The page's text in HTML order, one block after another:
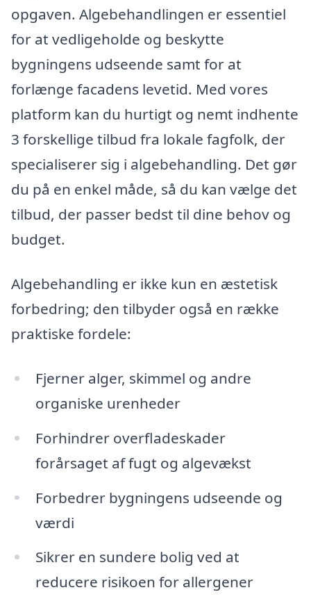
opgaven. Algebehandlingen er essentiel
for at vedligeholde og beskytte
bygningens udseende samt for at
forlænge facadens levetid. Med vores
platform kan du hurtigt og nemt indhente
3 forskellige tilbud fra lokale fagfolk, der
specialiserer sig i algebehandling. Det gør
du på en enkel måde, så du kan vælge det
tilbud, der passer bedst til dine behov og
budget.
Algebehandling er ikke kun en æstetisk
forbedring; den tilbyder også en række
praktiske fordele:
Fjerner alger, skimmel og andre
organiske urenheder
Forhindrer overfladeskader
forårsaget af fugt og algevækst
Forbedrer bygningens udseende og
værdi
Sikrer en sundere bolig ved at
reducere risikoen for allergener